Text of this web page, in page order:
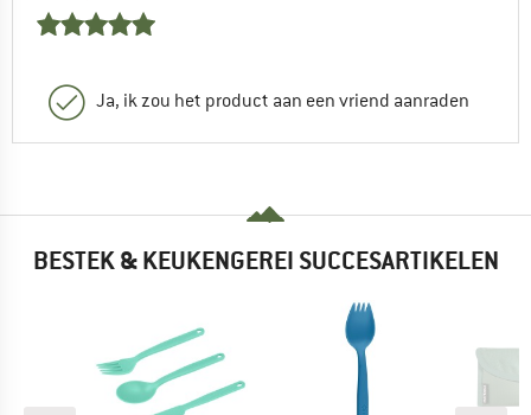
Ja, ik zou het product aan een vriend aanraden
BESTEK & KEUKENGEREI SUCCESARTIKELEN